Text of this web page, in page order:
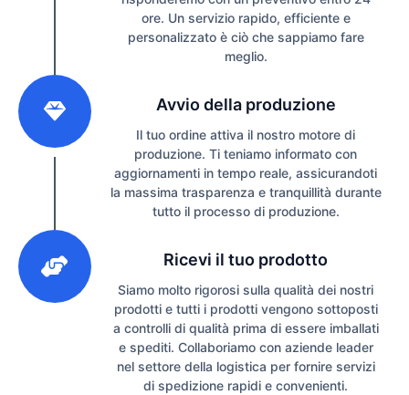
ore. Un servizio rapido, efficiente e
personalizzato è ciò che sappiamo fare
meglio.
Avvio della produzione
Il tuo ordine attiva il nostro motore di
produzione. Ti teniamo informato con
aggiornamenti in tempo reale, assicurandoti
la massima trasparenza e tranquillità durante
tutto il processo di produzione.
Ricevi il tuo prodotto
Siamo molto rigorosi sulla qualità dei nostri
prodotti e tutti i prodotti vengono sottoposti
a controlli di qualità prima di essere imballati
e spediti. Collaboriamo con aziende leader
nel settore della logistica per fornire servizi
di spedizione rapidi e convenienti.